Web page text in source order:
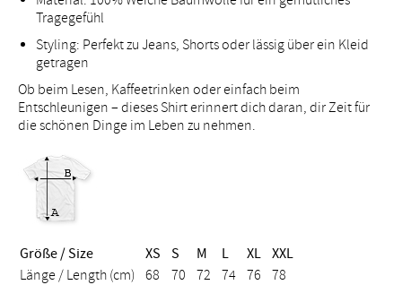
Tragegefühl
Styling: Perfekt zu Jeans, Shorts oder lässig über ein Kleid
getragen
Ob beim Lesen, Kaffeetrinken oder einfach beim
Entschleunigen – dieses Shirt erinnert dich daran, dir Zeit für
die schönen Dinge im Leben zu nehmen.
Größe / Size XS S M L XL XXL
Länge / Length (cm)
68 70 72 74 76
78